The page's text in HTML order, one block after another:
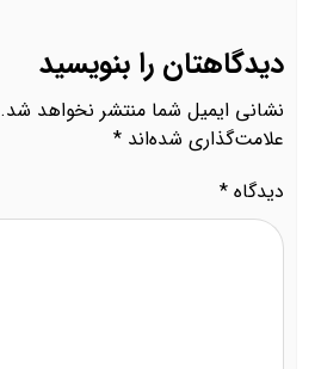
دیدگاهتان را بنویسید
نشانی ایمیل شما منتشر نخواهد شد.
علامت‌گذاری شده‌اند *
دیدگاه *